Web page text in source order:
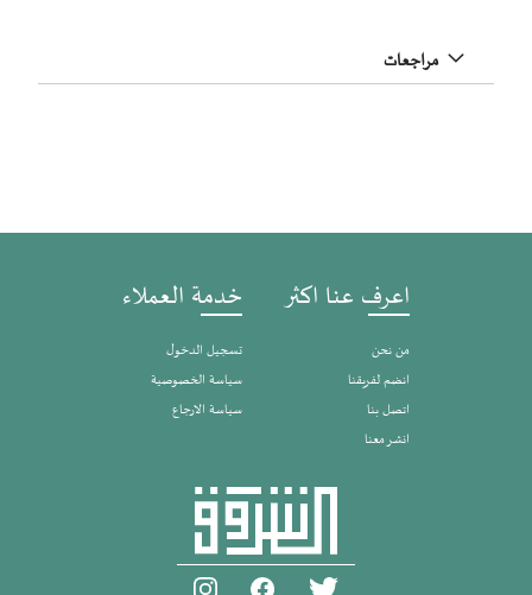
مراجعات
اعرف عنا اكثر
من نحن
انضم لفريقنا
اتصل بنا
انشر معنا
خدمة العملاء
تسجيل الدخول
سياسة الخصوصية
سياسة الارجاع